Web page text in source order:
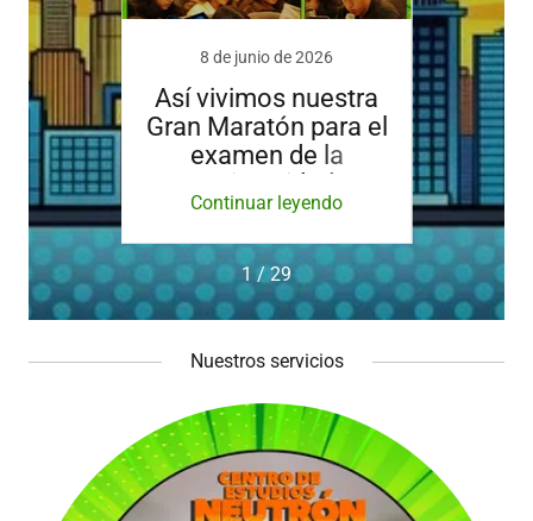
8 de junio de 2026
Así vivimos nuestra
Gran Maratón para el
examen de la
Universidad
Continuar leyendo
1 / 29
Nuestros servicios